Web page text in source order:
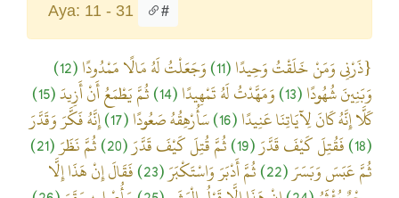
Aya: 11 - 31 #
{ذَرْنِي وَمَنْ خَلَقْتُ وَحِيدًا(11) وَجَعَلْتُ لَهُ مَالًا مَمْدُودًا(12)
وَبَنِينَ شُهُودًا(13) وَمَهَّدْتُ لَهُ تَمْهِيدًا(14) ثُمَّ يَطْمَعُ أَنْ أَزِيدَ(15)
كَلَّا إِنَّهُ كَانَ لِآيَاتِنَا عَنِيدًا(16) سَأُرْهِقُهُ صَعُودًا(17)
إِنَّهُ فَكَّرَ وَقَدَّرَ
(18)
فَقُتِلَ كَيْفَ قَدَّرَ(19) ثُمَّ قُتِلَ كَيْفَ قَدَّرَ(20) ثُمَّ نَظَرَ(21)
ثُمَّ عَبَسَ وَبَسَرَ(22) ثُمَّ أَدْبَرَ وَاسْتَكْبَرَ(23)
فَقَالَ إِنْ هَذَا إِلَّا